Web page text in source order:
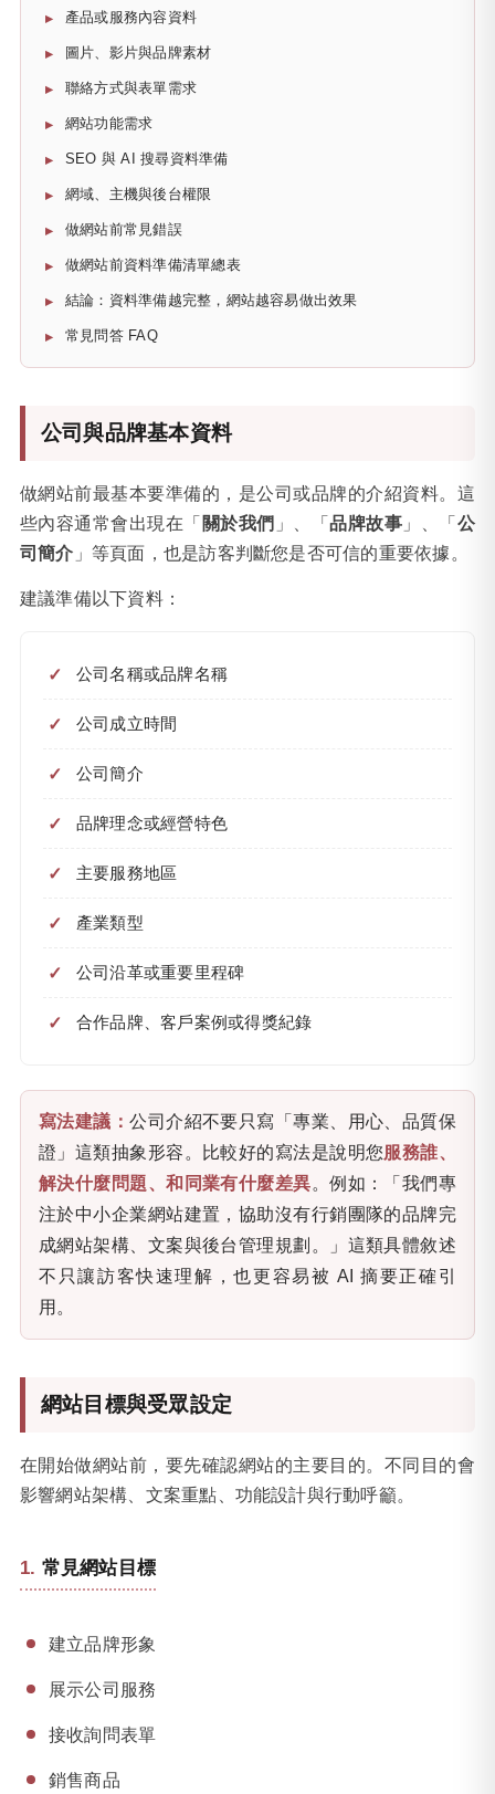
產品或服務內容資料
圖片、影片與品牌素材
聯絡方式與表單需求
網站功能需求
SEO 與 AI 搜尋資料準備
網域、主機與後台權限
做網站前常見錯誤
做網站前資料準備清單總表
結論：資料準備越完整，網站越容易做出效果
常見問答 FAQ
公司與品牌基本資料
做網站前最基本要準備的，是公司或品牌的介紹資料。這
些內容通常會出現在「 關於我們 」、「品牌故事 」、「 公
司簡介 」等頁面，也是訪客判斷您是否可信的重要依據。
建議準備以下資料：
公司名稱或品牌名稱
公司成立時間
公司簡介
品牌理念或經營特色
主要服務地區
產業類型
公司沿革或重要里程碑
合作品牌、客戶案例或得獎紀錄
寫法建議：公司介紹不要只寫「專業、用心、品質保
證」這類抽象形容。比較好的寫法是說明您 服務誰、
解決什麼問題、和同業有什麼差異。例如：「我們專
注於中小企業網站建置，協助沒有行銷團隊的品牌完
成網站架構、文案與後台管理規劃。」這類具體敘述
不只讓訪客快速理解，也更容易被 AI 摘要正確引
用。
網站目標與受眾設定
在開始做網站前，要先確認網站的主要目的。不同目的會
影響網站架構、文案重點、功能設計與行動呼籲。
常見網站目標
建立品牌形象
展示公司服務
接收詢問表單
銷售商品